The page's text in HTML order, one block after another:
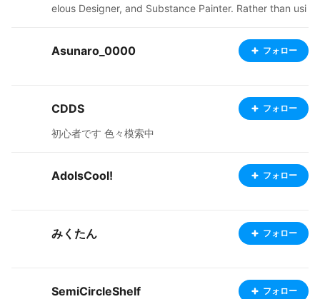
elous Designer, and Substance Painter. Rather than usi
fits, refined textures, and expressive designs suitable f
or VTubers, original characters, and creative projects. i
Asunaro_0000 フォロー
CDDS フォロー
初心者です 色々模索中
AdoIsCool! フォロー
みくたん フォロー
SemiCircleShelf フォロー